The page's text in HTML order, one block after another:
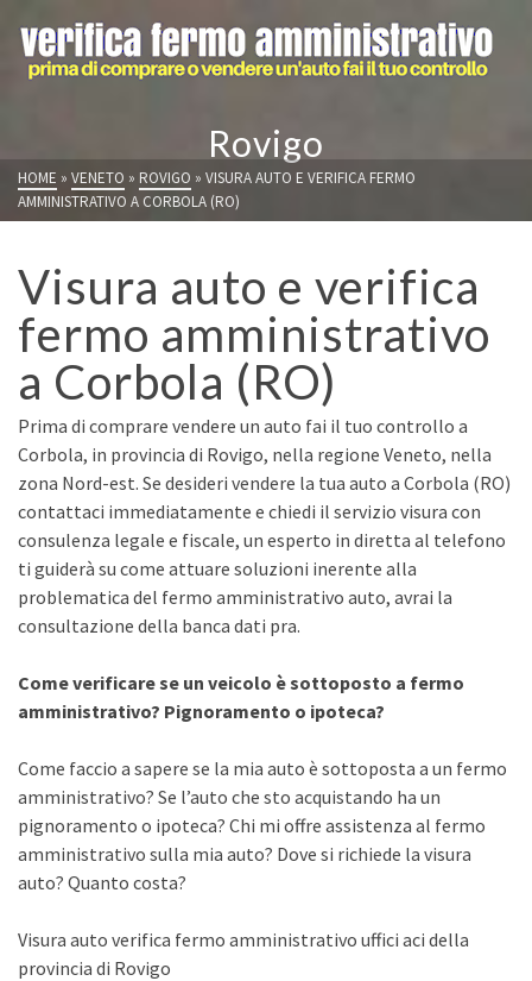
Rovigo
HOME » VENETO » ROVIGO » VISURA AUTO E VERIFICA FERMO
AMMINISTRATIVO A CORBOLA (RO)
Visura auto e verifica
fermo amministrativo
a Corbola (RO)
Prima di comprare vendere un auto fai il tuo controllo a
Corbola, in provincia di Rovigo, nella regione Veneto, nella
zona Nord-est. Se desideri vendere la tua auto a Corbola (RO)
contattaci immediatamente e chiedi il servizio visura con
consulenza legale e fiscale, un esperto in diretta al telefono
ti guiderà su come attuare soluzioni inerente alla
problematica del fermo amministrativo auto, avrai la
consultazione della banca dati pra.
Come verificare se un veicolo è sottoposto a fermo
amministrativo? Pignoramento o ipoteca?
Come faccio a sapere se la mia auto è sottoposta a un fermo
amministrativo? Se l’auto che sto acquistando ha un
pignoramento o ipoteca? Chi mi offre assistenza al fermo
amministrativo sulla mia auto? Dove si richiede la visura
auto? Quanto costa?
Visura auto verifica fermo amministrativo uffici aci della
provincia di Rovigo